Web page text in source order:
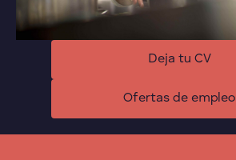
Deja tu CV
Ofertas de empleo